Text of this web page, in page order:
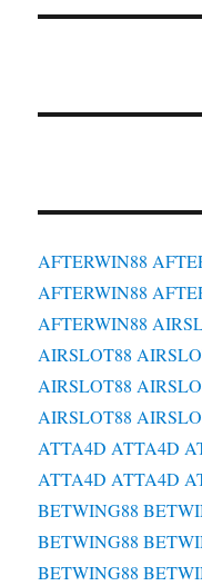
AFTERWIN88
AFTERWIN88
AFTERWIN88
AIRSLOT88
AIRSLOT88
AIRSLOT88
ATTA4D ATTA4D
ATTA4D ATTA4D
BETWING88
BETWING88
BETWING88